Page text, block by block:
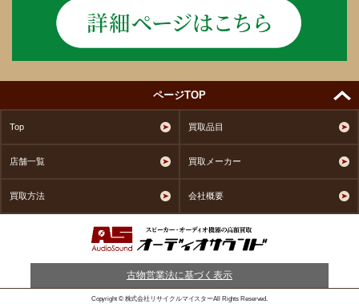
ページTOP
Top 買取品目
店舗一覧 買取メーカー
買取方法 会社概要
古物営業法に基づく表示
Copyright © 株式会社リサイクルマイスターAll Rights Reserved.